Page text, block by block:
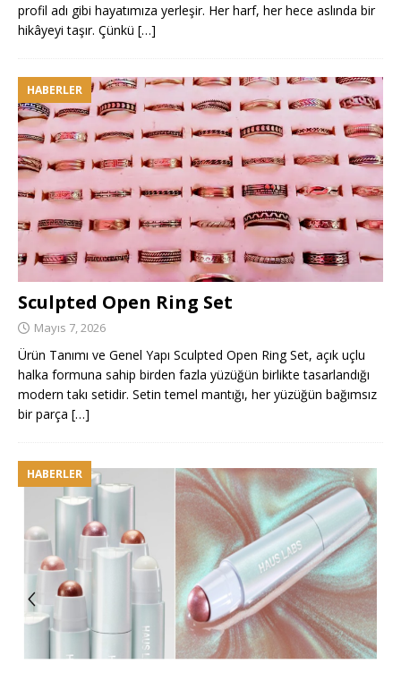
profil adı gibi hayatımıza yerleşir. Her harf, her hece aslında bir
hikâyeyi taşır. Çünkü […]
HABERLER
Sculpted Open Ring Set
Mayıs 7, 2026
Ürün Tanımı ve Genel Yapı Sculpted Open Ring Set, açık uçlu
halka formuna sahip birden fazla yüzüğün birlikte tasarlandığı
modern takı setidir. Setin temel mantığı, her yüzüğün bağımsız
bir parça […]
HABERLER